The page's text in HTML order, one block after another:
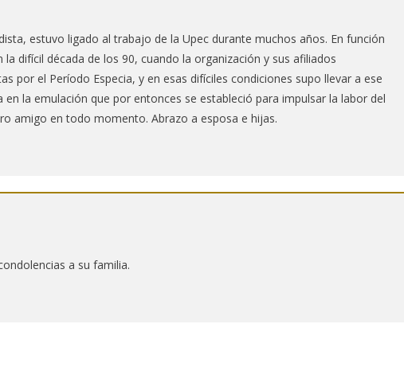
estuvo ligado al trabajo de la Upec durante muchos años. En función
difícil década de los 90, cuando la organización y sus afiliados
por el Período Especia, y en esas difíciles condiciones supo llevar a ese
la emulación que por entonces se estableció para impulsar la labor del
amigo en todo momento. Abrazo a esposa e hijas.
a su familia.